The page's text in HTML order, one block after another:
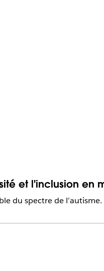
et l'inclusion en
du spectre de